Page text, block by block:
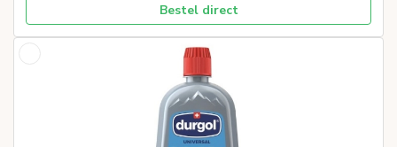
Bestel direct